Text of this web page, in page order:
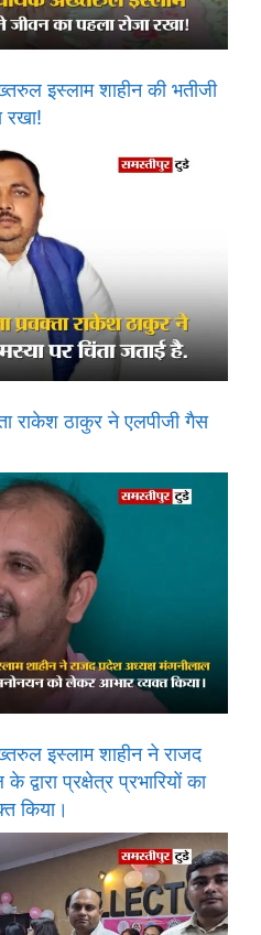
इस्लाम शाहीन की भतीजी
रखा!
राकेश ठाकुर ने एलपीजी गैस
इस्लाम शाहीन ने राजद
प्रक्षेत्र प्रभारियों का
किया।